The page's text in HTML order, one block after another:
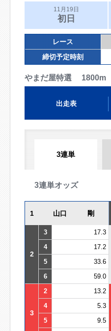
11月19日
初日
レース
締切予定時刻
やまだ屋特選 1800m
出走表
3連単
3連単オッズ
1 山口 剛
2
3 17.3
4
17.2
5
33.6
6
59.0
3
2 13.2
4
5.3
5
9.5